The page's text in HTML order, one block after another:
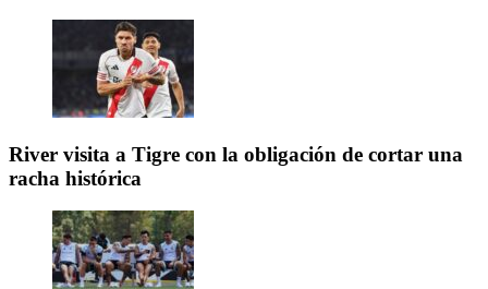
River visita a Tigre con la obligación de cortar una
racha histórica